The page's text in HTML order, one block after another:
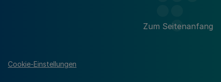
Zum Seitenanfang
Cookie-Einstellungen